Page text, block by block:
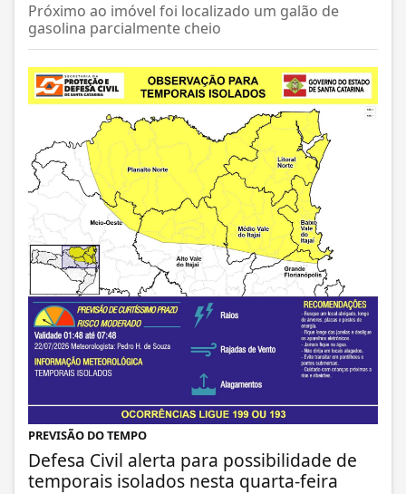
Próximo ao imóvel foi localizado um galão de
gasolina parcialmente cheio
PREVISÃO DO TEMPO
Defesa Civil alerta para possibilidade de
temporais isolados nesta quarta-feira